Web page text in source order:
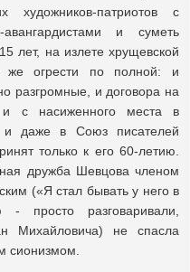
патриотов с
авангардистами и суметь
лет, на излете хрущевской
же огрести по полной: и
разгромные, и договора на
и с насиженного места в
и даже в Союз писателей
только к его 60-летию.
дружба Шевцова членом
(«Я стал бывать у него в
разговаривали,
Михайловича) не спасла
сионизмом.